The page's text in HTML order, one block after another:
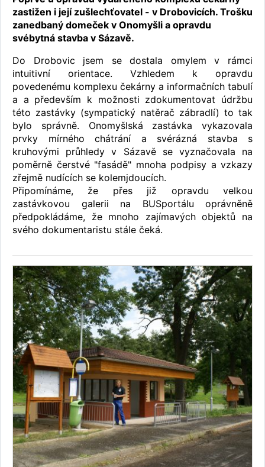
zastižen i její zušlechťovatel - v Drobovicích. Trošku
zanedbaný domeček v Onomyšli a opravdu
svébytná stavba v Sázavě.
Do Drobovic jsem se dostala omylem v rámci
intuitivní orientace. Vzhledem k opravdu
povedenému komplexu čekárny a informačních tabulí
a a především k možnosti zdokumentovat údržbu
této zastávky (sympatický natěrač zábradlí) to tak
bylo správně. Onomyšlská zastávka vykazovala
prvky mírného chátrání a svérázná stavba s
kruhovými průhledy v Sázavě se vyznačovala na
poměrně čerstvé "fasádě" mnoha podpisy a vzkazy
zřejmě nudících se kolemjdoucích.
Připomínáme, že přes již opravdu velkou
zastávkovou galerii na BUSportálu oprávněně
předpokládáme, že mnoho zajímavých objektů na
svého dokumentaristu stále čeká.